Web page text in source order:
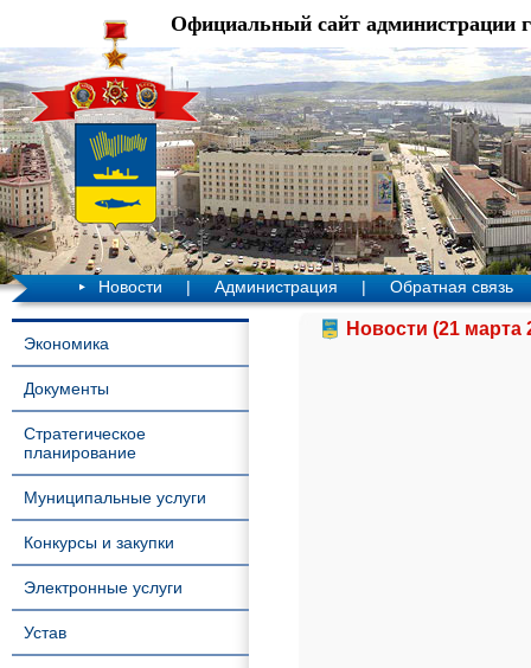
Официальный сайт администрации
Новости | Администрация | Обратная связь
Экономика
Документы
Стратегическое
планирование
Муниципальные услуги
Конкурсы и закупки
Электронные услуги
Устав
Новости (21 марта